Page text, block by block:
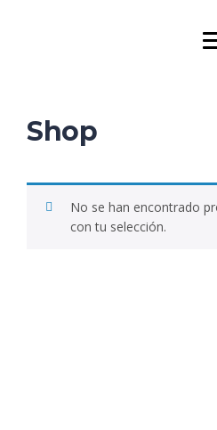
Shop
No se han encontrado
con tu selección.